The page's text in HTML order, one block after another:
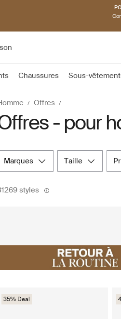
Chaussures Sous-
Offres
- pour
marques taille
styles
35% Deal